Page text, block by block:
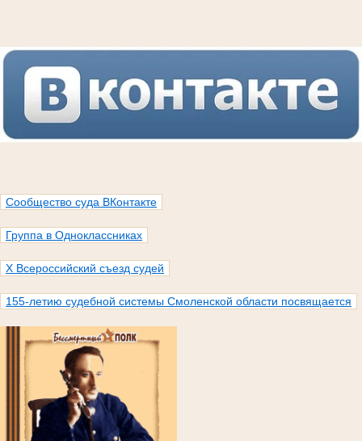
Сообщество суда ВКонтакте
Группа в Одноклассниках
X Всероссийский съезд судей
155-летию судебной системы Смоленской области посвящается